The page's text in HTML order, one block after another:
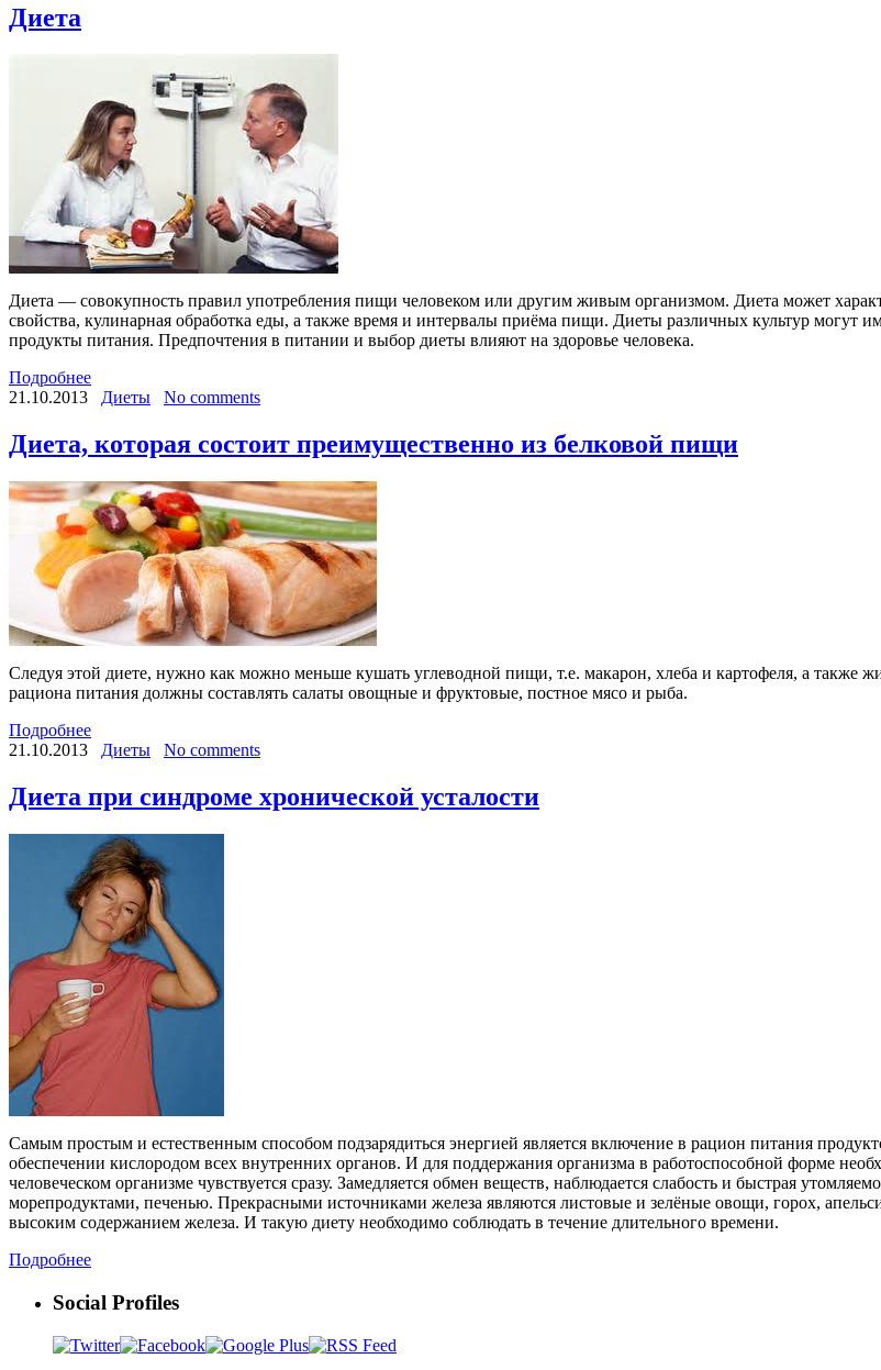
Диета
Диета — совокупность правил употребления пищи человеком или другим живым организмом. Диета может
свойства, кулинарная обработка еды, а также время и интервалы приёма пищи. Диеты различных культур могут
продукты питания. Предпочтения в питании и выбор диеты влияют на здоровье человека.
Подробнее
21.10.2013
Диеты No comments
Диета, которая состоит преимущественно из белковой пищи
Следуя этой диете, нужно как можно меньше кушать углеводной пищи, т.е. макарон, хлеба и картофеля, а также
рациона питания должны составлять салаты овощные и фруктовые, постное мясо и рыба.
Подробнее
21.10.2013
Диеты No comments
Диета при синдроме хронической усталости
Самым простым и естественным способом подзарядиться энергией является включение в рацион питания
обеспечении кислородом всех внутренних органов. И для поддержания организма в работоспособной форме
человеческом организме чувствуется сразу. Замедляется обмен веществ, наблюдается слабость и быстрая
морепродуктами, печенью. Прекрасными источниками железа являются листовые и зелёные овощи, горох,
высоким содержанием железа. И такую диету необходимо соблюдать в течение длительного времени.
Подробнее
Social Profiles